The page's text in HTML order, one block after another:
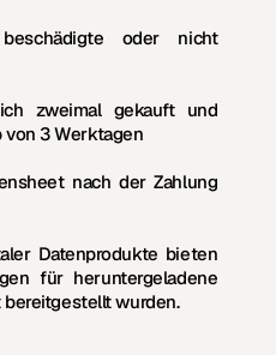
oder nicht
zweimal gekauft und
3 Werktagen
nach der Zahlung
Datenprodukte bieten
für heruntergeladene
bereitgestellt wurden.